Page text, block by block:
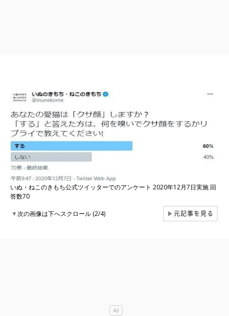
いぬ・ねこのきもち公式ツイッターでのアンケート 2020年12月7日実施 回
答数70
▼次の画像は下へスクロール (2/4) ▶元記事を見る